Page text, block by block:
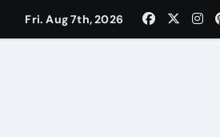
Fri. Aug 7th, 2026